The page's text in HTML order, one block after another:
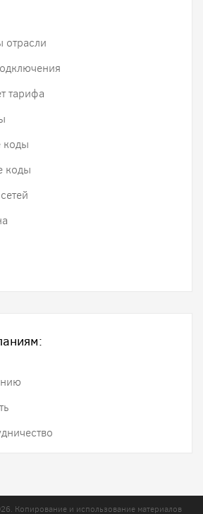
тарифа
коды
коды
Копирование и использование материалов